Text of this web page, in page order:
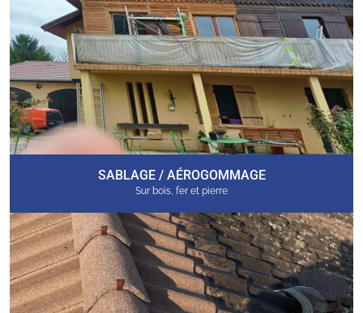
SABLAGE / AÉROGOMMAGE
Sur bois, fer et pierre